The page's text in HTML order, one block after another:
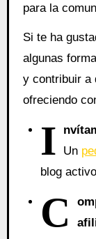
para la
Si te ha
algunas
y contribuir a
ofreciendo
I
Un
blog
C